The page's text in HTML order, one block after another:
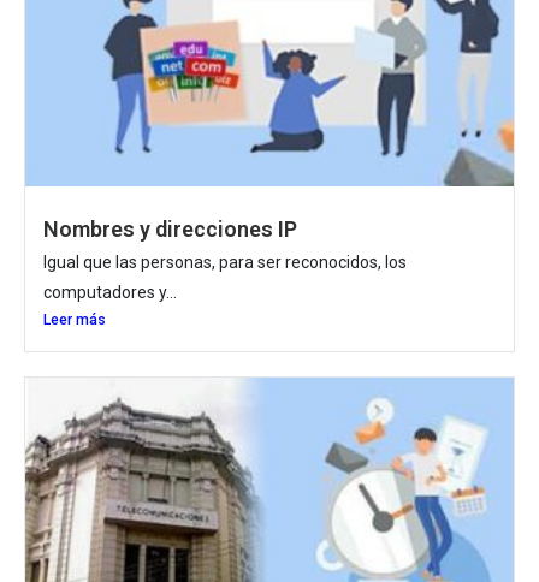
Nombres y direcciones IP
Igual que las personas, para ser reconocidos, los
computadores y...
Leer más